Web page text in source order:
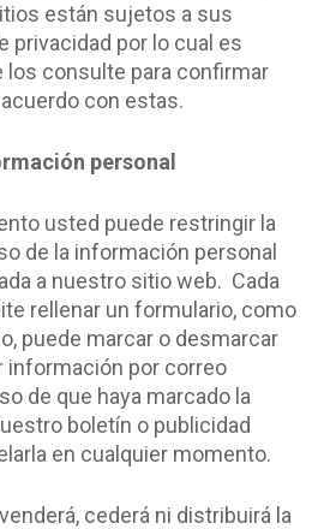
están sujetos a sus
privacidad por lo cual es
los consulte para confirmar
con estas.
personal
usted puede restringir la
de la información personal
a nuestro sitio web. Cada
rellenar un formulario, como
puede marcar o desmarcar
información por correo
de que haya marcado la
boletín o publicidad
en cualquier momento.
cederá ni distribuirá la